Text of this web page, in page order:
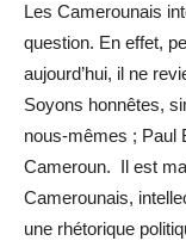
Les Camerounais
question. En effet,
aujourd’hui, il ne
Soyons honnêtes,
nous-mêmes ; Paul
Cameroun. Il est
Camerounais,
une rhétorique